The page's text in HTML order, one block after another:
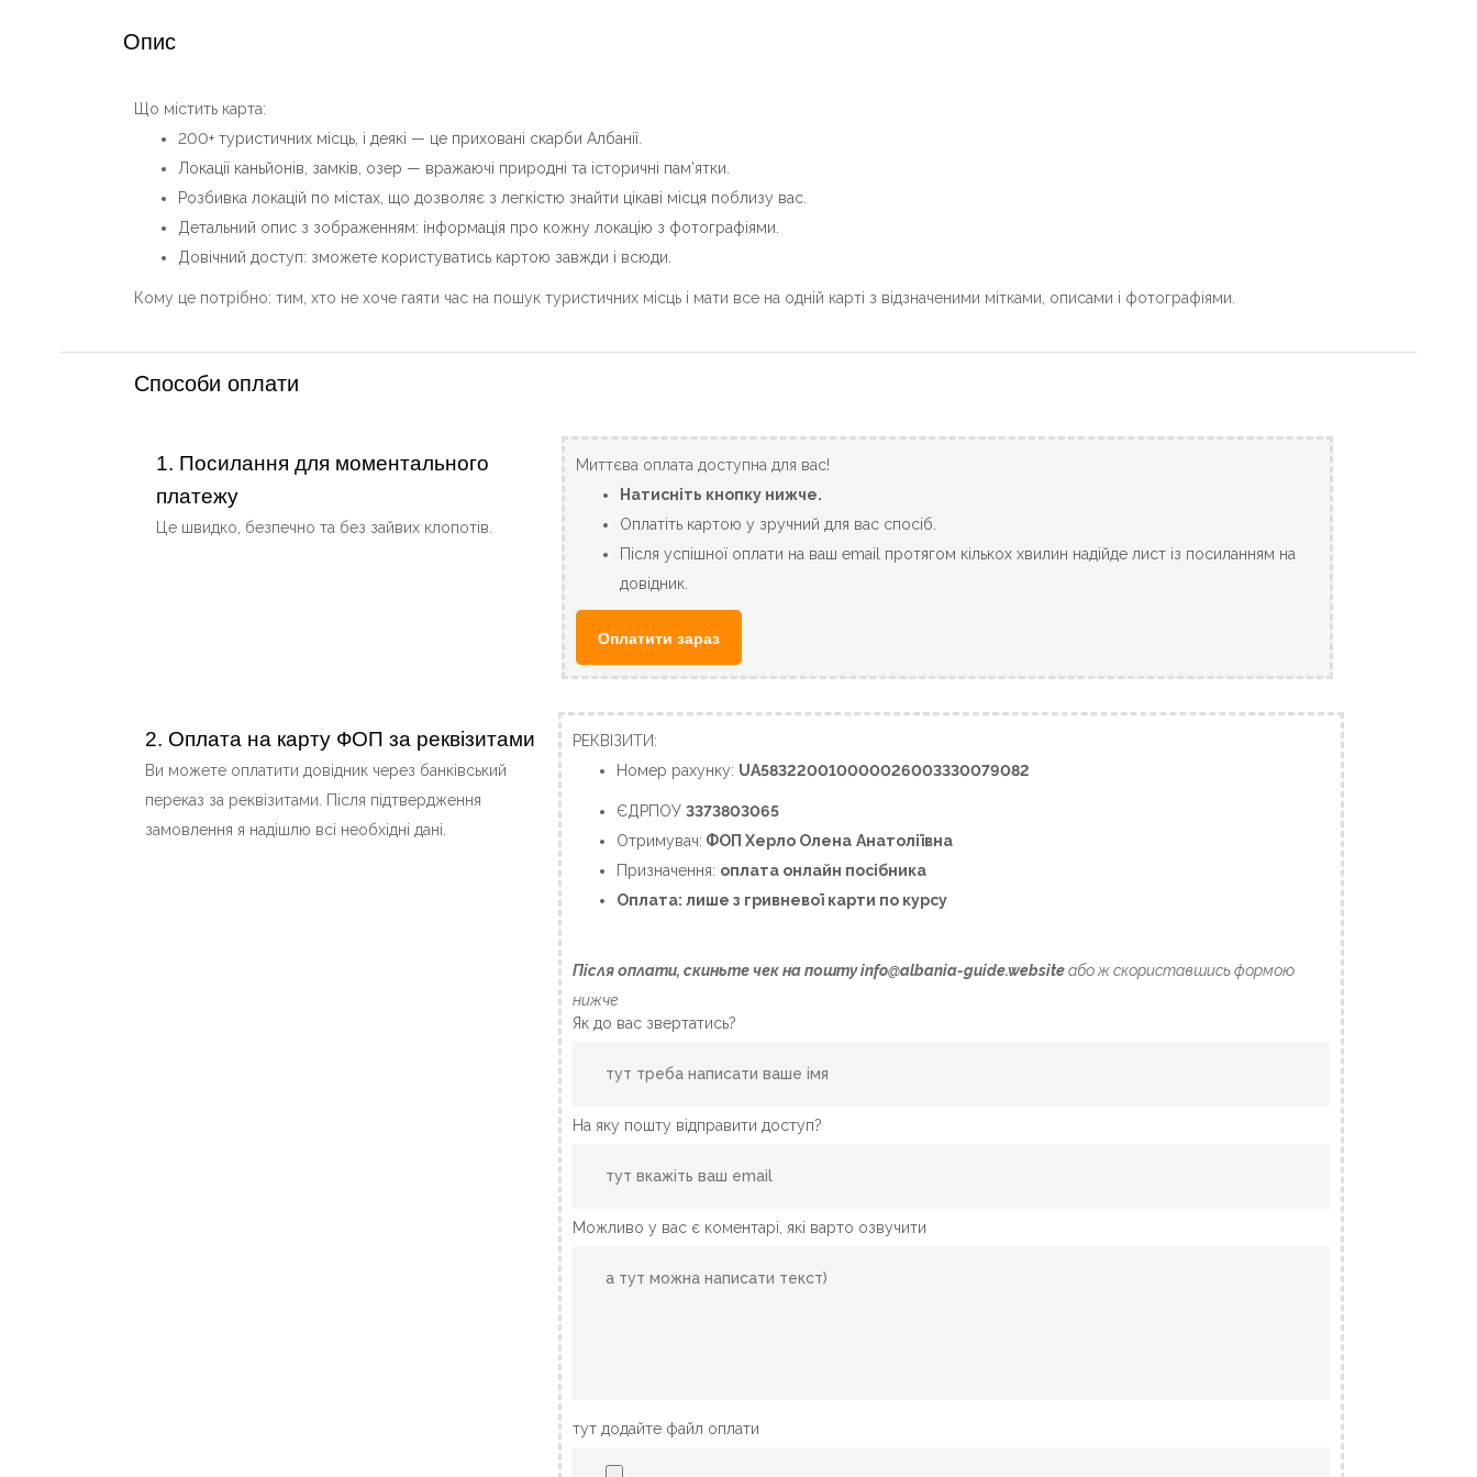
Опис
Що містить карта:
200+ туристичних місць, і деякі — це приховані скарби Албанії.
Локації каньйонів, замків, озер — вражаючі природні та історичні пам’ятки.
Розбивка локацій по містах, що дозволяє з легкістю знайти цікаві місця поблизу вас.
Детальний опис з зображенням: інформація про кожну локацію з фотографіями.
Довічний доступ: зможете користуватись картою завжди і всюди.
Кому це потрібно: тим, хто не хоче гаяти час на пошук туристичних місць і мати все на одній карті з відзначеними мітками, описами і фотографіями.
Способи оплати
1. Посилання для моментального
платежу
Це швидко, безпечно та без зайвих клопотів.
Миттєва оплата доступна для вас!
Натисніть кнопку нижче.
Оплатіть картою у зручний для вас спосіб.
Після успішної оплати на ваш email протягом кількох хвилин надійде лист із посиланням на
довідник.
Оплатити зараз
2. Оплата на карту ФОП за реквізитами
Ви можете оплатити довідник через банківський
переказ за реквізитами. Після підтвердження
замовлення я надішлю всі необхідні дані.
РЕКВІЗИТИ:
Номер рахунку: UA583220010000026003330079082
ЄДРПОУ3373803065
Отримувач: ФОП Херло Олена Анатоліївна
Призначення: оплата онлайн посібника
Оплата: лише з гривневої карти по курсу
Після оплати, скиньте чек на поштуinfo@albania-guide.websiteабо ж скориставшись формою
нижче
Як до вас звертатись?
На яку пошту відправити доступ?
Можливо у вас є коментарі, які варто озвучити
тут додайте файл оплати